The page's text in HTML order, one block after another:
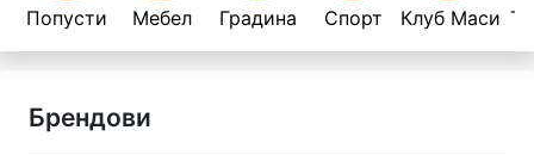
Попусти Мебел Градина Спорт Клуб Маси
Брендови